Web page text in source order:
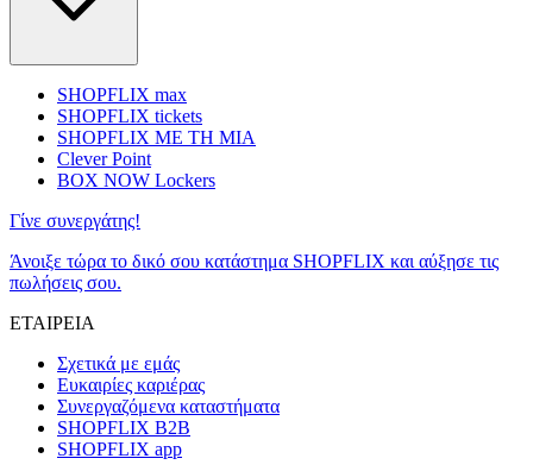
SHOPFLIX max
SHOPFLIX tickets
SHOPFLIX ΜΕ ΤΗ ΜΙΑ
Clever Point
BOX NOW Lockers
Γίνε συνεργάτης!
Άνοιξε τώρα το δικό σου κατάστημα SHOPFLIX και αύξησε τις
πωλήσεις σου.
ΕΤΑΙΡΕΙΑ
Σχετικά με εμάς
Ευκαιρίες καριέρας
Συνεργαζόμενα καταστήματα
SHOPFLIX B2B
SHOPFLIX app